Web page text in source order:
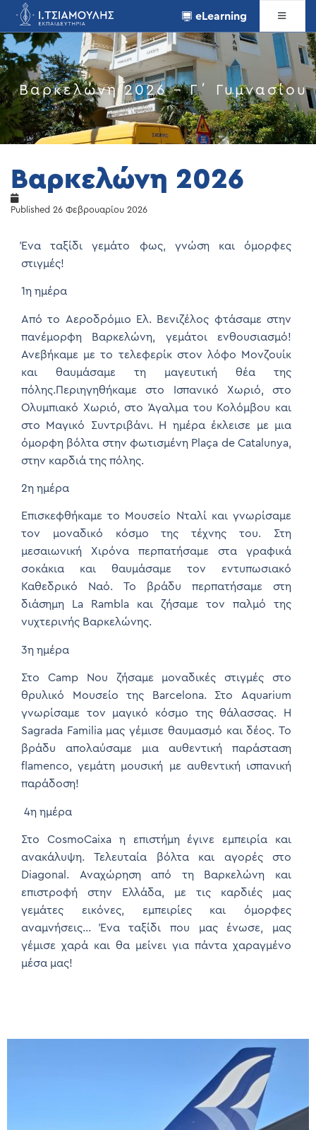
eLearning
Βαρκελώνη 2026 – Γ΄ Γυμνασίου
Βαρκελώνη 2026
Published 26 Φεβρουαρίου 2026
Ένα ταξίδι γεμάτο φως, γνώση και όμορφες
στιγμές!
1η ημέρα
Από το Αεροδρόμιο Ελ. Βενιζέλος φτάσαμε στην
πανέμορφη Βαρκελώνη, γεμάτοι ενθουσιασμό!
Ανεβήκαμε με το τελεφερίκ στον λόφο Μονζουίκ
και θαυμάσαμε τη μαγευτική θέα της
πόλης.Περιηγηθήκαμε στο Ισπανικό Χωριό, στο
Ολυμπιακό Χωριό, στο Άγαλμα του Κολόμβου και
στο Μαγικό Συντριβάνι. Η ημέρα έκλεισε με μια
όμορφη βόλτα στην φωτισμένη Plaça de Catalunya,
στην καρδιά της πόλης.
2η ημέρα
Επισκεφθήκαμε το Μουσείο Νταλί και γνωρίσαμε
τον μοναδικό κόσμο της τέχνης του. Στη
μεσαιωνική Χιρόνα περπατήσαμε στα γραφικά
σοκάκια και θαυμάσαμε τον εντυπωσιακό
Καθεδρικό Ναό. Το βράδυ περπατήσαμε στη
διάσημη La Rambla και ζήσαμε τον παλμό της
νυχτερινής Βαρκελώνης.
3η ημέρα
Στο Camp Nou ζήσαμε μοναδικές στιγμές στο
θρυλικό Μουσείο της Barcelona. Στο Aquarium
γνωρίσαμε τον μαγικό κόσμο της θάλασσας. Η
Sagrada Familia μας γέμισε θαυμασμό και δέος. Το
βράδυ απολαύσαμε μια αυθεντική παράσταση
flamenco, γεμάτη μουσική με αυθεντική ισπανική
παράδοση!
4η ημέρα
Στο CosmoCaixa η επιστήμη έγινε εμπειρία και
ανακάλυψη. Τελευταία βόλτα και αγορές στο
Diagonal. Αναχώρηση από τη Βαρκελώνη και
επιστροφή στην Ελλάδα, με τις καρδιές μας
γεμάτες εικόνες, εμπειρίες και όμορφες
αναμνήσεις… Ένα ταξίδι που μας ένωσε, μας
γέμισε χαρά και θα μείνει για πάντα χαραγμένο
μέσα μας!